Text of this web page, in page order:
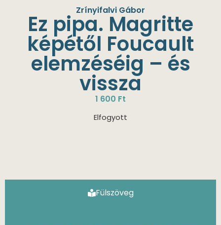
Zrínyifalvi Gábor
Ez pipa. Magritte
képétől Foucault
elemzéséig – és
vissza
1 600 Ft
Elfogyott
Fülszöveg